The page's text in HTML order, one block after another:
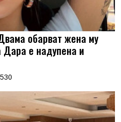
обарват жена му
Дара е надупена и